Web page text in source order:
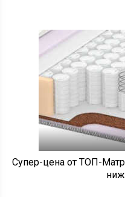
Супер-цена от ТОП-